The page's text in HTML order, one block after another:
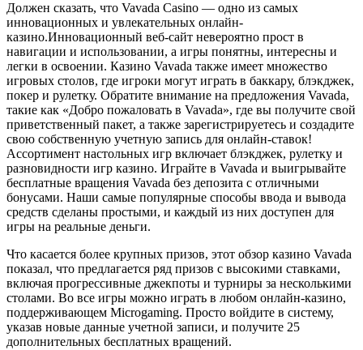
Должен сказать, что Vavada Casino — одно из самых
инновационных и увлекательных онлайн-
казино.Инновационный веб-сайт невероятно прост в
навигации и использовании, а игры понятны, интересны и
легки в освоении. Казино Vavada также имеет множество
игровых столов, где игроки могут играть в баккару, блэкджек,
покер и рулетку. Обратите внимание на предложения Vavada,
такие как «Добро пожаловать в Vavada», где вы получите свой
приветственный пакет, а также зарегистрируетесь и создадите
свою собственную учетную запись для онлайн-ставок!
Ассортимент настольных игр включает блэкджек, рулетку и
разновидности игр казино. Играйте в Vavada и выигрывайте
бесплатные вращения Vavada без депозита с отличными
бонусами. Наши самые популярные способы ввода и вывода
средств сделаны простыми, и каждый из них доступен для
игры на реальные деньги.
Что касается более крупных призов, этот обзор казино Vavada
показал, что предлагается ряд призов с высокими ставками,
включая прогрессивные джекпоты и турниры за несколькими
столами. Во все игры можно играть в любом онлайн-казино,
поддерживающем Microgaming. Просто войдите в систему,
указав новые данные учетной записи, и получите 25
дополнительных бесплатных вращений.